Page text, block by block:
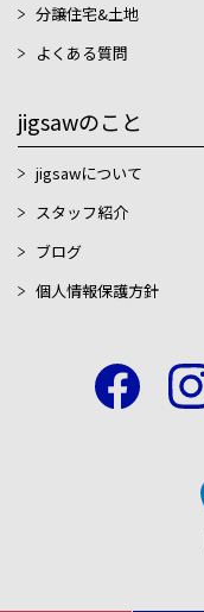
分譲住宅&土地
よくある質問
jigsawのこと
jigsawについて
スタッフ紹介
ブログ
個人情報保護方針